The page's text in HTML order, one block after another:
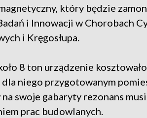
który będzie
i Innowacji w Chorobach
i Kręgosłupa.
8 ton urządzenie
niego przygotowanym
swoje gabaryty rezonans
prac budowlanych.